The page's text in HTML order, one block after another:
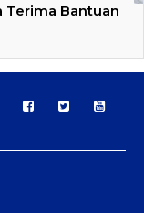
Terima Bantuan